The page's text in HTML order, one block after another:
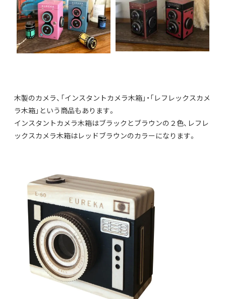
木製のカメラ、「インスタントカメラ木箱」・「レフレックスカメ
ラ木箱」という商品もあります。
インスタントカメラ木箱はブラックとブラウンの２色、レフレ
ックスカメラ木箱はレッドブラウンのカラーになります。